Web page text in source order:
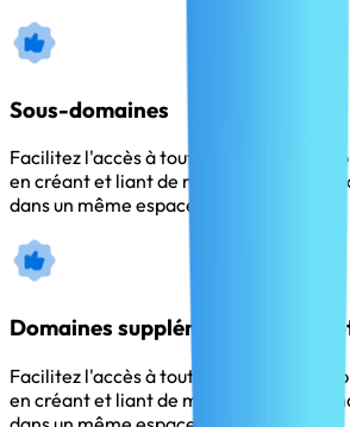
Sous-domaines
Facilitez l'accès à toutes les pages et
en créant et liant de multiples sous-
dans un même espace.
Domaines supplémentaires de
Facilitez l'accès à toutes les pages et
en créant et liant de multiples sous-